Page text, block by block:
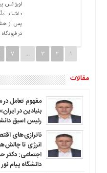
اورژانس
داشت:
پس از
در
1
2
3
…
7
مقالات
مفهوم تعامل
بنیادین در
رئیس اسبق
ناترازی‌های
انرژی تا
اجتماعی: دکتر
دانشگاه پیام